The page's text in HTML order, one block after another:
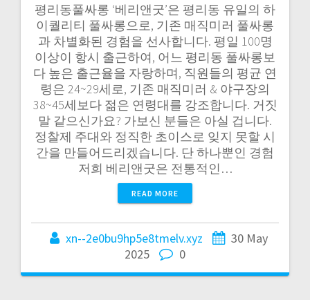
평리동풀싸롱 ‘베리앤굿’은 평리동 유일의 하
이퀄리티 풀싸롱으로, 기존 매직미러 풀싸롱
과 차별화된 경험을 선사합니다. 평일 100명
이상이 항시 출근하여, 어느 평리동 풀싸롱보
다 높은 출근율을 자랑하며, 직원들의 평균 연
령은 24~29세로, 기존 매직미러 & 야구장의
38~45세보다 젊은 연령대를 강조합니다. 거짓
말 같으신가요? 가보신 분들은 아실 겁니다.
정찰제 주대와 정직한 초이스로 잊지 못할 시
간을 만들어드리겠습니다. 단 하나뿐인 경험
저희 베리앤굿은 전통적인…
READ MORE
xn--2e0bu9hp5e8tmelv.xyz
30 May
2025
0